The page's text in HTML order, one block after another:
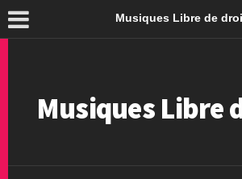
Musiques Libre de
Musiques Libre